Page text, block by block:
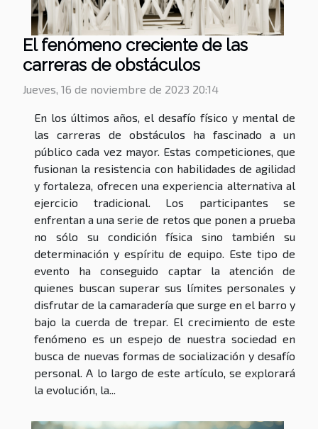
El fenómeno creciente de las
carreras de obstáculos
Jueves, 16 de noviembre de 2023 20:14
En los últimos años, el desafío físico y mental de
las carreras de obstáculos ha fascinado a un
público cada vez mayor. Estas competiciones, que
fusionan la resistencia con habilidades de agilidad
y fortaleza, ofrecen una experiencia alternativa al
ejercicio tradicional. Los participantes se
enfrentan a una serie de retos que ponen a prueba
no sólo su condición física sino también su
determinación y espíritu de equipo. Este tipo de
evento ha conseguido captar la atención de
quienes buscan superar sus límites personales y
disfrutar de la camaradería que surge en el barro y
bajo la cuerda de trepar. El crecimiento de este
fenómeno es un espejo de nuestra sociedad en
busca de nuevas formas de socialización y desafío
personal. A lo largo de este artículo, se explorará
la evolución, la...